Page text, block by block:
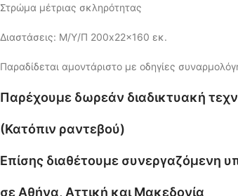
Στρώμα μέτριας σκληρότητας
Διαστάσεις: M/Υ/Π 200x22x160 εκ.
Παραδίδεται αμοντάριστο με οδηγίες
Παρέχουμε δωρεάν διαδικτυακή
(Κατόπιν ραντεβού)
Επίσης διαθέτουμε συνεργαζόμενη
σε Αθήνα, Αττική και Μακεδονία